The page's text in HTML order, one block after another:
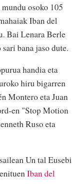
osoko 105
Iban del
Bai Lenara Berle
bana jaso dute.
handia eta
hiru bigarren
Montero eta Juan
en "Stop Motion
Ruso eta
Un tal Eusebi
Iban del